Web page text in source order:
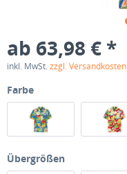
ab 63,98 € *
inkl. MwSt.zzgl. Versandkosten
Farbe
Übergrößen